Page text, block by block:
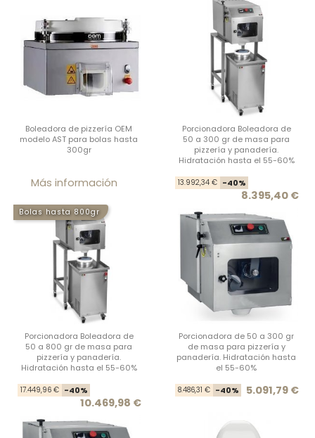
Boleadora de pizzería OEM
modelo AST para bolas hasta
300gr
Más información
Porcionadora Boleadora de
50 a 300 gr de masa para
pizzería y panadería.
Hidratación hasta el 55-60%
13.992,34 € -40%
8.395,40 €
Bolas hasta 800gr
Porcionadora Boleadora de
50 a 800 gr de masa para
pizzería y panadería.
Hidratación hasta el 55-60%
Precio base
17.449,96 € -40%
10.469,98 €
Porcionadora de 50 a 300 gr
de masa para pizzería y
panadería. Hidratación hasta
el 55-60%
8.486,31 € -40% 5.091,79 €